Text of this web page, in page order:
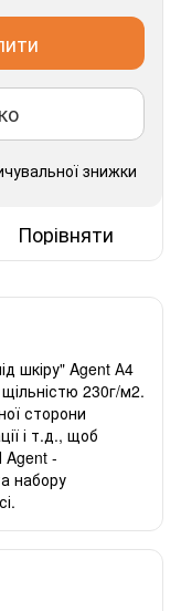
знижки
Порівняти
шкіру" Agent А4
230г/м2.
сторони
і т.д., щоб
-
набору